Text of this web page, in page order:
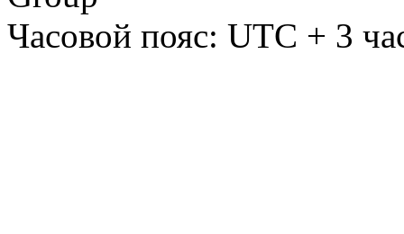
Часовой пояс: UTC + 3